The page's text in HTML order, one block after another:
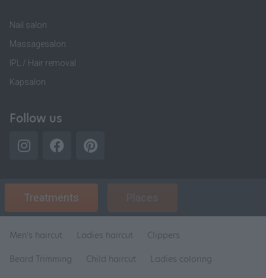
Nail salon
Massagesalon
IPL / Hair removal
Kapsalon
Follow us
Treatments Places
Men's haircut Ladies haircut
Clippers
Beard Trimming
Child haircut
Ladies coloring